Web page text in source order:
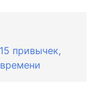
привычек,